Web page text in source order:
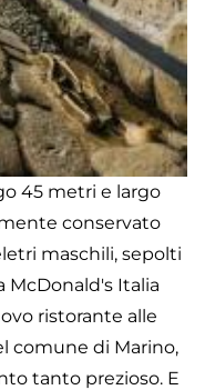
45 metri e largo
conservato
maschili, sepolti
McDonald's Italia
ristorante alle
comune di Marino,
tanto prezioso. E